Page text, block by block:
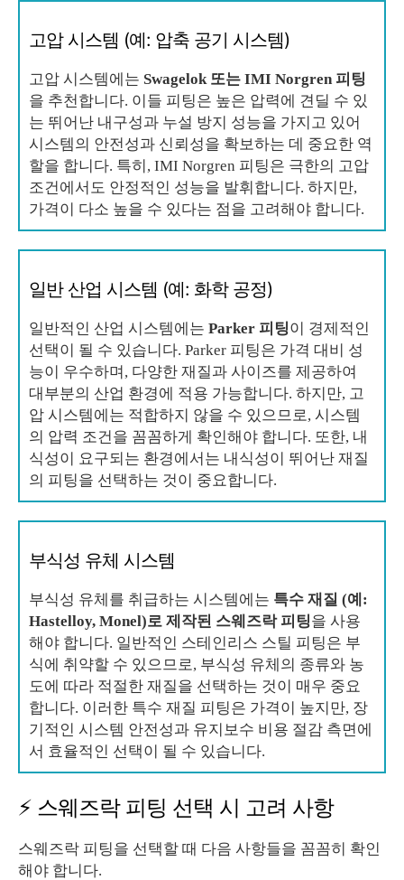
고압 시스템 (예: 압축 공기 시스템)
고압 시스템에는 Swagelok 또는 IMI Norgren 피팅
을 추천합니다. 이들 피팅은 높은 압력에 견딜 수 있
는 뛰어난 내구성과 누설 방지 성능을 가지고 있어
시스템의 안전성과 신뢰성을 확보하는 데 중요한 역
할을 합니다. 특히, IMI Norgren 피팅은 극한의 고압
조건에서도 안정적인 성능을 발휘합니다. 하지만,
가격이 다소 높을 수 있다는 점을 고려해야 합니다.
일반 산업 시스템 (예: 화학 공정)
일반적인 산업 시스템에는 Parker 피팅이 경제적인
선택이 될 수 있습니다. Parker 피팅은 가격 대비 성
능이 우수하며, 다양한 재질과 사이즈를 제공하여
대부분의 산업 환경에 적용 가능합니다. 하지만, 고
압 시스템에는 적합하지 않을 수 있으므로, 시스템
의 압력 조건을 꼼꼼하게 확인해야 합니다. 또한, 내
식성이 요구되는 환경에서는 내식성이 뛰어난 재질
의 피팅을 선택하는 것이 중요합니다.
부식성 유체 시스템
부식성 유체를 취급하는 시스템에는 특수 재질 (예:
Hastelloy, Monel)로 제작된 스웨즈락 피팅을 사용
해야 합니다. 일반적인 스테인리스 스틸 피팅은 부
식에 취약할 수 있으므로, 부식성 유체의 종류와 농
도에 따라 적절한 재질을 선택하는 것이 매우 중요
합니다. 이러한 특수 재질 피팅은 가격이 높지만, 장
기적인 시스템 안전성과 유지보수 비용 절감 측면에
서 효율적인 선택이 될 수 있습니다.
⚡ 스웨즈락 피팅 선택 시 고려 사항
스웨즈락 피팅을 선택할 때 다음 사항들을 꼼꼼히 확인
해야 합니다.